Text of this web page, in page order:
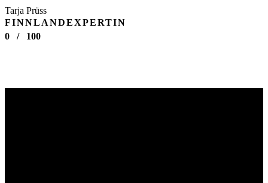
Tarja Prüss
FINNLANDEXPERTIN
0
/ 100